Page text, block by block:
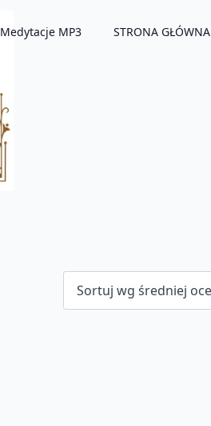
Medytacje MP3 STRONA GŁÓWNA